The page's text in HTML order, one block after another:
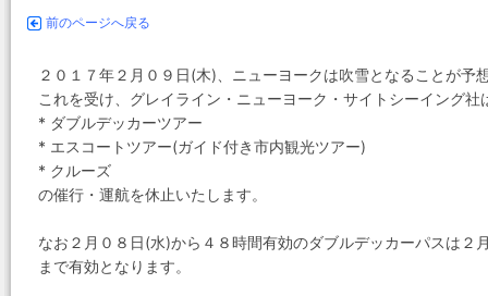
前のページへ戻る
２０１７年２月０９日(木)、ニューヨークは吹雪となることが予
これを受け、グレイライン・ニューヨーク・サイトシーイング社
* ダブルデッカーツアー
* エスコートツアー(ガイド付き市内観光ツアー)
* クルーズ
の催行・運航を休止いたします。
なお２月０８日(水)から４８時間有効のダブルデッカーパスは
まで有効となります。